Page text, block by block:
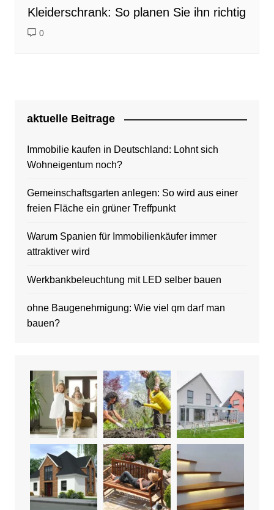
Kleiderschrank: So planen Sie ihn richtig
0
aktuelle Beitrage
Immobilie kaufen in Deutschland: Lohnt sich
Wohneigentum noch?
Gemeinschaftsgarten anlegen: So wird aus einer
freien Fläche ein grüner Treffpunkt
Warum Spanien für Immobilienkäufer immer
attraktiver wird
Werkbankbeleuchtung mit LED selber bauen
ohne Baugenehmigung: Wie viel qm darf man
bauen?